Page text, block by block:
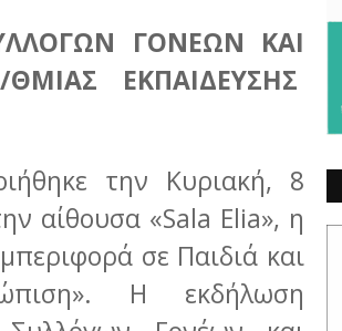
ΓΟΝΕΩΝ ΚΑΙ
ΕΚΠΑΙΔΕΥΣΗΣ
την Κυριακή, 8
αίθουσα «Sala Elia», η
σε Παιδιά και
Η εκδήλωση